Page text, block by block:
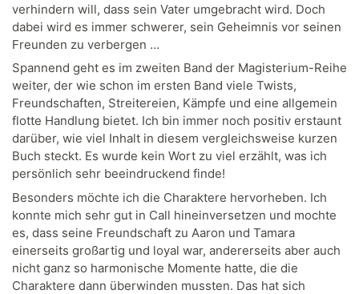
verhindern will, dass sein Vater umgebracht wird. Doch
dabei wird es immer schwerer, sein Geheimnis vor seinen
Freunden zu verbergen …
Spannend geht es im zweiten Band der Magisterium-Reihe
weiter, der wie schon im ersten Band viele Twists,
Freundschaften, Streitereien, Kämpfe und eine allgemein
flotte Handlung bietet. Ich bin immer noch positiv erstaunt
darüber, wie viel Inhalt in diesem vergleichsweise kurzen
Buch steckt. Es wurde kein Wort zu viel erzählt, was ich
persönlich sehr beeindruckend finde!
Besonders möchte ich die Charaktere hervorheben. Ich
konnte mich sehr gut in Call hineinversetzen und mochte
es, dass seine Freundschaft zu Aaron und Tamara
einerseits großartig und loyal war, andererseits aber auch
nicht ganz so harmonische Momente hatte, die die
Charaktere dann überwinden mussten. Das hat sich